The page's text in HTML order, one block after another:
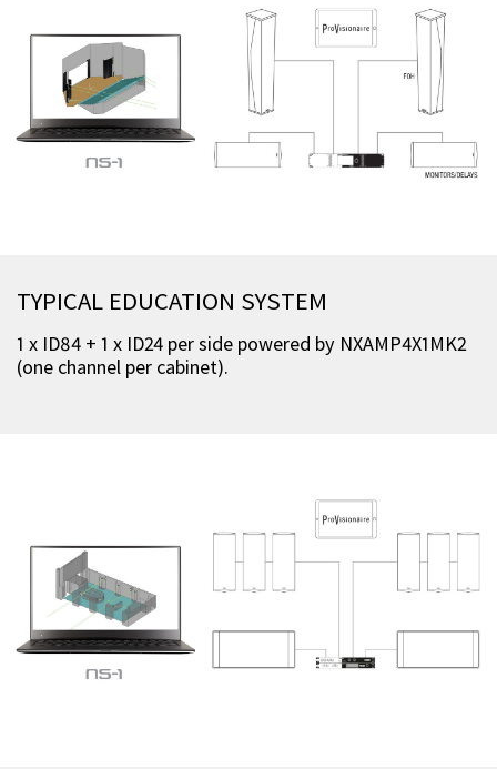
TYPICAL EDUCATION SYSTEM
1 x ID84 + 1 x ID24 per side powered by NXAMP4X1MK2
(one channel per cabinet).